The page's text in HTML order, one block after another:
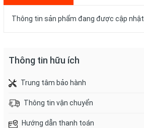
Thông tin sản phẩm đang được cập nhật
Thông tin hữu ích
Trung tâm bảo hành
Thông tin vận chuyển
Hướng dẫn thanh toán